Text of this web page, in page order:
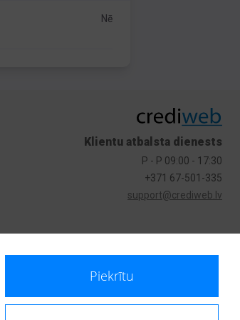
Nē
Klientu atbalsta dienests
P - P 09:00 - 17:30
+371 67-501-335
support@crediweb.lv
Piekrītu